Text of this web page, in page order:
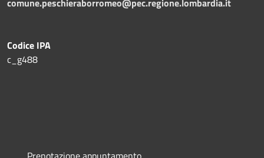
comune.peschieraborromeo@pec.regione.lombardia.it
Codice IPA
c_g488